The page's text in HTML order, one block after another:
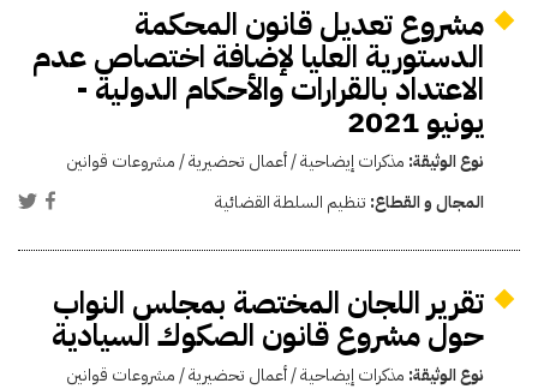
مشروع تعديل قانون المحكمة
الدستورية العليا لإضافة اختصاص عدم
الاعتداد بالقرارات والأحكام الدولية -
يونيو 2021
نوع الوثيقة: مذكرات إيضاحية / أعمال تحضيرية / مشروعات قوانين
المجال و القطاع: تنظيم السلطة القضائية
تقرير اللجان المختصة بمجلس النواب
حول مشروع قانون الصكوك السيادية
نوع الوثيقة: مذكرات إيضاحية / أعمال تحضيرية / مشروعات قوانين